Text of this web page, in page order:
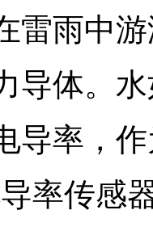
雷雨中
导体。
导率，
率传感